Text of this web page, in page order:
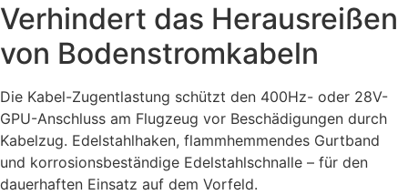
Verhindert das Herausreißen
von Bodenstromkabeln
Die Kabel-Zugentlastung schützt den 400Hz- oder 28V-
GPU-Anschluss am Flugzeug vor Beschädigungen durch
Kabelzug. Edelstahlhaken, flammhemmendes Gurtband
und korrosionsbeständige Edelstahlschnalle – für den
dauerhaften Einsatz auf dem Vorfeld.